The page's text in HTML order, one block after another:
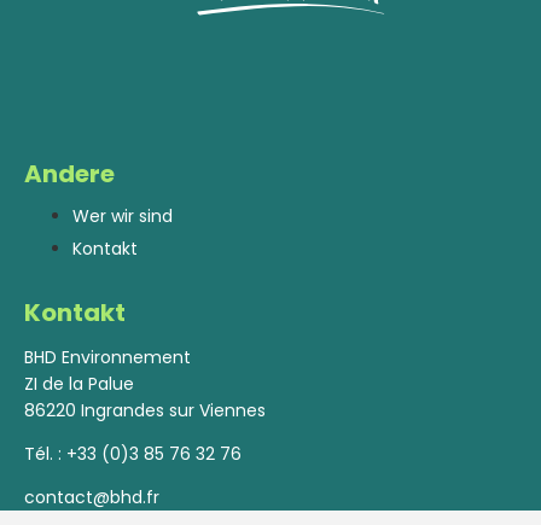
Andere
Wer wir sind
Kontakt
Kontakt
BHD Environnement
ZI de la Palue
86220 Ingrandes sur Viennes
Tél. : +33 (0)3 85 76 32 76
contact@bhd.fr